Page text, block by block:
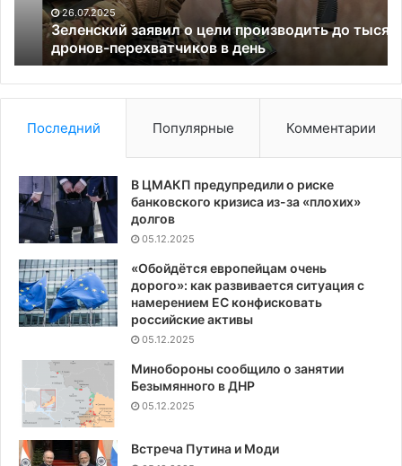
дронов-
перехватчиков
день
26.07.2025
Зеленский заявил о цели производить до тысячи
дронов-перехватчиков в день
Последний Популярные Комментарии
В ЦМАКП предупредили о риске
банковского кризиса из-за «плохих»
долгов
05.12.2025
«Обойдётся европейцам очень
дорого»: как развивается ситуация с
намерением ЕС конфисковать
российские активы
05.12.2025
Минобороны сообщило о занятии
Безымянного в ДНР
05.12.2025
Встреча Путина и Моди